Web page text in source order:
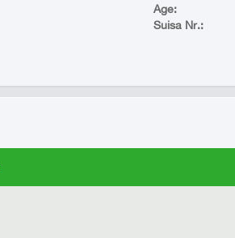
Age:
Suisa Nr.: